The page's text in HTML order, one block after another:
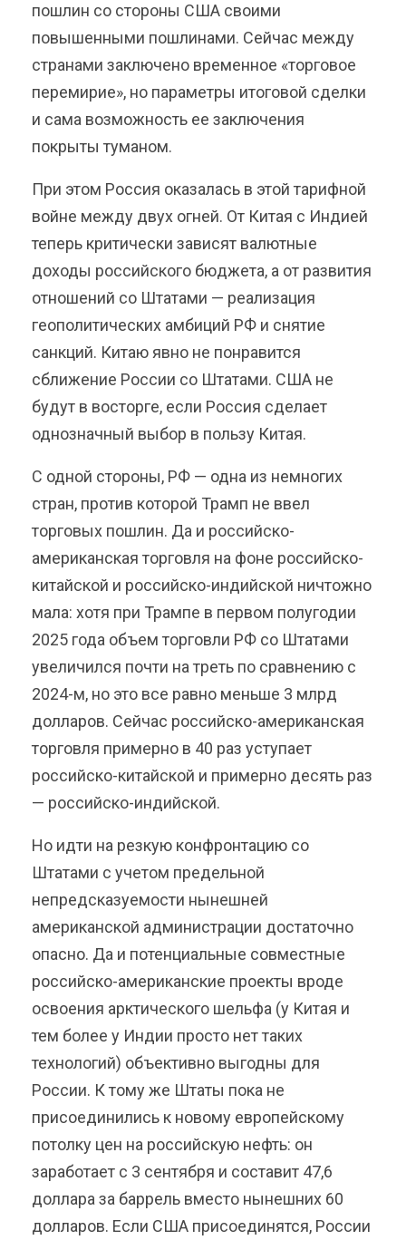
пошлин со стороны США своими
повышенными пошлинами. Сейчас между
странами заключено временное «торговое
перемирие», но параметры итоговой сделки
и сама возможность ее заключения
покрыты туманом.
При этом Россия оказалась в этой тарифной
войне между двух огней. От Китая с Индией
теперь критически зависят валютные
доходы российского бюджета, а от развития
отношений со Штатами — реализация
геополитических амбиций РФ и снятие
санкций. Китаю явно не понравится
сближение России со Штатами. США не
будут в восторге, если Россия сделает
однозначный выбор в пользу Китая.
С одной стороны, РФ — одна из немногих
стран, против которой Трамп не ввел
торговых пошлин. Да и российско-
американская торговля на фоне российско-
китайской и российско-индийской ничтожно
мала: хотя при Трампе в первом полугодии
2025 года объем торговли РФ со Штатами
увеличился почти на треть по сравнению с
2024-м, но это все равно меньше 3 млрд
долларов. Сейчас российско-американская
торговля примерно в 40 раз уступает
российско-китайской и примерно десять раз
— российско-индийской.
Но идти на резкую конфронтацию со
Штатами с учетом предельной
непредсказуемости нынешней
американской администрации достаточно
опасно. Да и потенциальные совместные
российско-американские проекты вроде
освоения арктического шельфа (у Китая и
тем более у Индии просто нет таких
технологий) объективно выгодны для
России. К тому же Штаты пока не
присоединились к новому европейскому
потолку цен на российскую нефть: он
заработает с 3 сентября и составит 47,6
доллара за баррель вместо нынешних 60
долларов. Если США присоединятся, России